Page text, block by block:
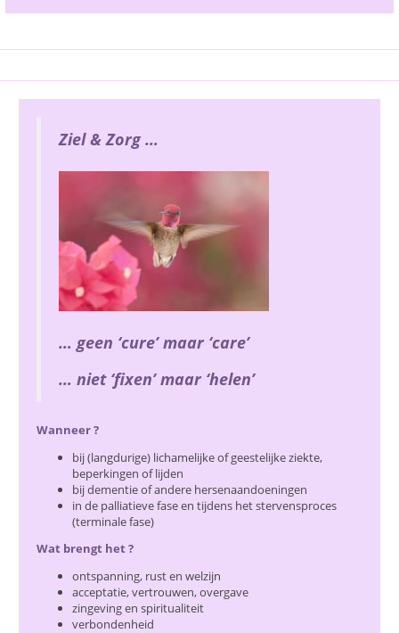
Ziel & Zorg …
… geen ‘cure’ maar ‘care’
… niet ‘fixen’ maar ‘helen’
Wanneer ?
bij (langdurige) lichamelijke of geestelijke ziekte,
beperkingen of lijden
bij dementie of andere hersenaandoeningen
in de palliatieve fase en tijdens het stervensproces
(terminale fase)
Wat brengt het ?
ontspanning, rust en welzijn
acceptatie, vertrouwen, overgave
zingeving en spiritualiteit
verbondenheid